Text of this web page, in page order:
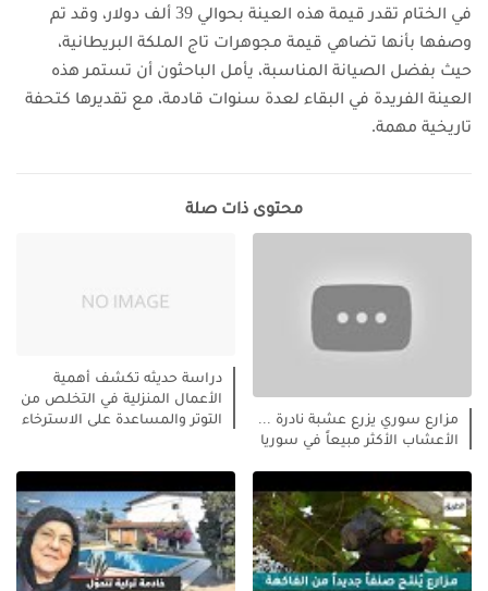
في الختام تقدر قيمة هذه العينة بحوالي 39 ألف دولار، وقد تم
وصفها بأنها تضاهي قيمة مجوهرات تاج الملكة البريطانية،
حيث بفضل الصيانة المناسبة، يأمل الباحثون أن تستمر هذه
العينة الفريدة في البقاء لعدة سنوات قادمة، مع تقديرها كتحفة
تاريخية مهمة.
محتوى ذات صلة
مزارع سوري يزرع عشبة نادرة ...
الأعشاب الأكثر مبيعاً في سوريا
دراسة حديثه تكشف أهمية
الأعمال المنزلية في التخلص من
التوتر والمساعدة على الاسترخاء